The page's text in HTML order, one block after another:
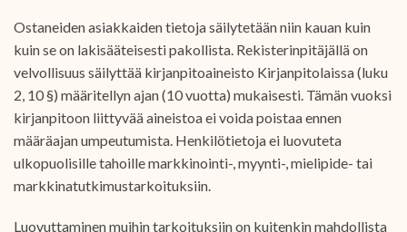
Ostaneiden asiakkaiden tietoja säilytetään niin kauan kuin
kuin se on lakisääteisesti pakollista. Rekisterinpitäjällä on
velvollisuus säilyttää kirjanpitoaineisto Kirjanpitolaissa (luku
2, 10 §) määritellyn ajan (10 vuotta) mukaisesti. Tämän vuoksi
kirjanpitoon liittyvää aineistoa ei voida poistaa ennen
määräajan umpeutumista. Henkilötietoja ei luovuteta
ulkopuolisille tahoille markkinointi-, myynti-, mielipide- tai
markkinatutkimustarkoituksiin.
Luovuttaminen muihin tarkoituksiin on kuitenkin mahdollista